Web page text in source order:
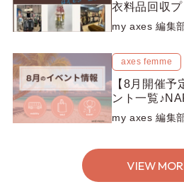
衣料品回収
LOOP」に
とポイント
my axes 編集
axes femme
【8月開催
ント一覧
REZEN
Stage.、テ
my axes 編集
VIEW